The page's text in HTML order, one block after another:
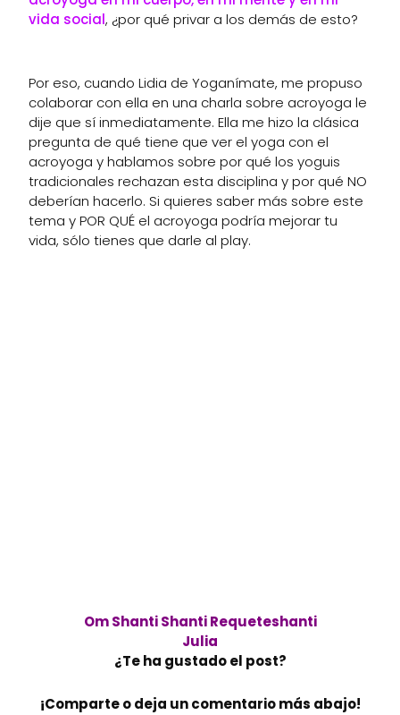
vida social, ¿por qué privar a los demás de esto?
Por eso, cuando Lidia de Yoganímate, me propuso
colaborar con ella en una charla sobre acroyoga le
dije que sí inmediatamente. Ella me hizo la clásica
pregunta de qué tiene que ver el yoga con el
acroyoga y hablamos sobre por qué los yoguis
tradicionales rechazan esta disciplina y por qué NO
deberían hacerlo. Si quieres saber más sobre este
tema y POR QUÉ el acroyoga podría mejorar tu
vida, sólo tienes que darle al play.
Om Shanti Shanti Requeteshanti
Julia
¿Te ha gustado el post?
¡Comparte o deja un comentario más abajo!